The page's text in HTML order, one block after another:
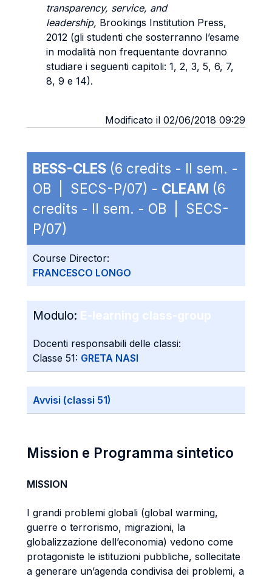
transparency, service, and
leadership, Brookings Institution Press,
2012 (gli studenti che sosterranno l’esame
in modalità non frequentante dovranno
studiare i seguenti capitoli: 1, 2, 3, 5, 6, 7,
8, 9 e 14).
Modificato il 02/06/2018 09:29
BESS-CLES (6 credits - II sem. -
OB | SECS-P/07) - CLEAM (6
credits - II sem. - OB | SECS-
P/07)
Course Director:
FRANCESCO LONGO
Modulo: E-learning class-group
Docenti responsabili delle classi:
Classe 51: GRETA NASI
Avvisi (classi 51)
Mission e Programma sintetico
MISSION
I grandi problemi globali (global warming,
guerre o terrorismo, migrazioni, la
globalizzazione dell’economia) vedono come
protagoniste le istituzioni pubbliche, sollecitate
a generare un’agenda condivisa dei problemi, a